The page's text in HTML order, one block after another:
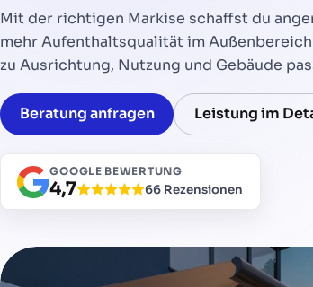
Mit der richtigen Markise schaffst du
mehr Aufenthaltsqualität im
zu Ausrichtung, Nutzung und Gebäude
Beratung anfragen Leistung im
GOOGLE BEWERTUNG
4,7 66 Rezensionen